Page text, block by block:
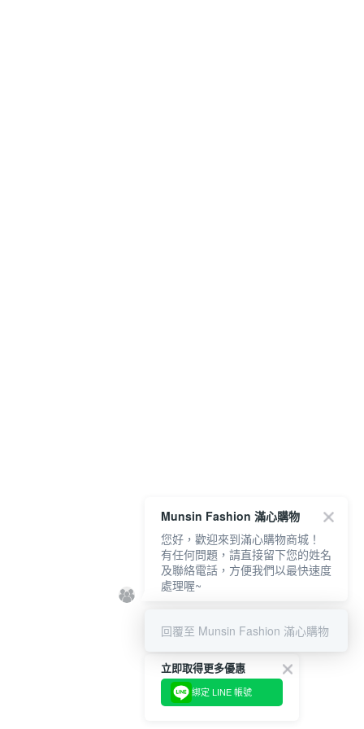
立即取得更多優惠
綁定 LINE 帳號
Munsin Fashion 滿心購物
您好，歡迎來到滿心購物商城！
有任何問題，請直接留下您的姓名
及聯絡電話，方便我們以最快速度
處理喔~
回覆至 Munsin Fashion 滿心購物